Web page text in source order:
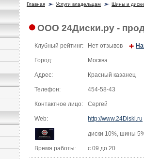
Главная Услуги владельцам Шины и диски
ООО 24Диски.ру -
Клубный рейтинг: Нет отзывов
Город: Москва
Адрес: Красный казанец
Телефон: 454-58-43
Контактное лицо: Сергей
Web: http://www.24Diski.ru
диски 10%, шины
Время работы: с 09 до 20